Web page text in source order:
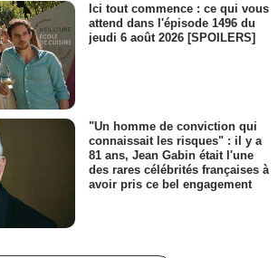
Ici tout commence : ce qui vous
attend dans l'épisode 1496 du
jeudi 6 août 2026 [SPOILERS]
"Un homme de conviction qui
connaissait les risques" : il y a
81 ans, Jean Gabin était l'une
des rares célébrités françaises à
avoir pris ce bel engagement